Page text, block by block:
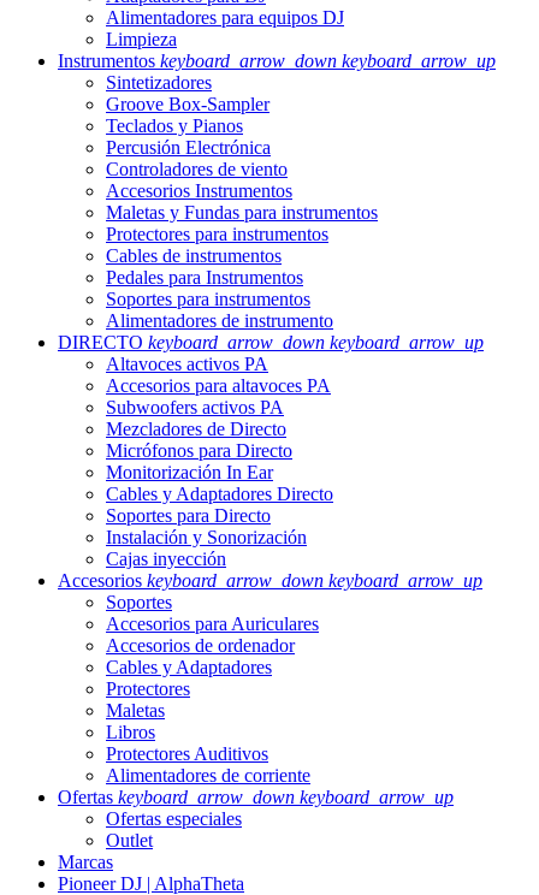
Alimentadores para equipos DJ
Limpieza
Instrumentos keyboard_arrow_down keyboard_arrow_up
Sintetizadores
Groove Box-Sampler
Teclados y Pianos
Percusión Electrónica
Controladores de viento
Accesorios Instrumentos
Maletas y Fundas para instrumentos
Protectores para instrumentos
Cables de instrumentos
Pedales para Instrumentos
Soportes para instrumentos
Alimentadores de instrumento
DIRECTO keyboard_arrow_down keyboard_arrow_up
Altavoces activos PA
Accesorios para altavoces PA
Subwoofers activos PA
Mezcladores de Directo
Micrófonos para Directo
Monitorización In Ear
Cables y Adaptadores Directo
Soportes para Directo
Instalación y Sonorización
Cajas inyección
Accesorios keyboard_arrow_down keyboard_arrow_up
Soportes
Accesorios para Auriculares
Accesorios de ordenador
Cables y Adaptadores
Protectores
Maletas
Libros
Protectores Auditivos
Alimentadores de corriente
Ofertas keyboard_arrow_down keyboard_arrow_up
Ofertas especiales
Outlet
Marcas
Pioneer DJ | AlphaTheta